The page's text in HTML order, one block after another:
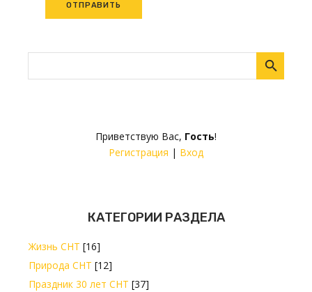
Приветствую Вас, Гость!
Регистрация | Вход
КАТЕГОРИИ РАЗДЕЛА
Жизнь СНТ [16]
Природа СНТ [12]
Праздник 30 лет СНТ [37]
ОТПРАВИТЬ